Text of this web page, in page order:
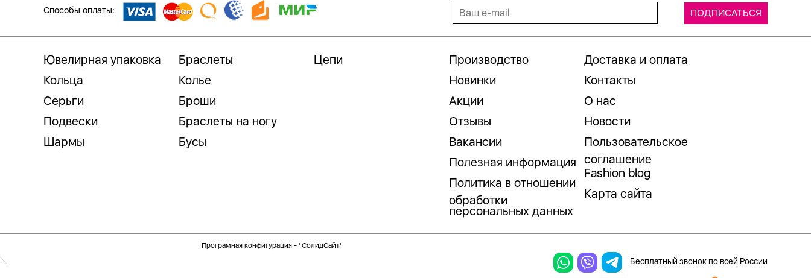
Способы оплаты:
Ювелирная упаковка
Кольца
Серьги
Подвески
Шармы
Браслеты
Колье
Броши
Браслеты на ногу
Бусы
Цепи
Производство
Новинки
Акции
Отзывы
Вакансии
Полезная информация
Политика в отношении
обработки
персональных данных
Доставка и оплата
Контакты
О нас
Новости
Пользовательское
соглашение
Fashion blog
Карта сайта
Бесплатный звонок по всей России
Програмная конфигурация - "СолидСайт"